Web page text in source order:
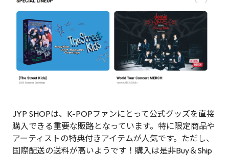
JYP SHOPは、K-POPファンにとって公式グッズを直接
購入できる重要な販路となっています。特に限定商品や
アーティストの特典付きアイテムが人気です。ただし、
国際配送の送料が高いようです！購入は是非Buy＆Ship